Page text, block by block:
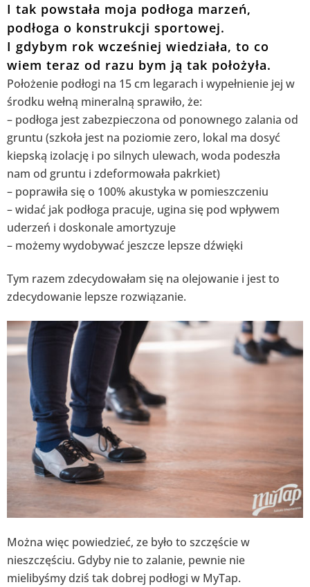
I tak powstała moja podłoga marzeń,
podłoga o konstrukcji sportowej.
I gdybym rok wcześniej wiedziała, to co
wiem teraz od razu bym ją tak położyła.
Położenie podłogi na 15 cm legarach i wypełnienie jej w
środku wełną mineralną sprawiło, że:
– podłoga jest zabezpieczona od ponownego zalania od
gruntu (szkoła jest na poziomie zero, lokal ma dosyć
kiepską izolację i po silnych ulewach, woda podeszła
nam od gruntu i zdeformowała pakrkiet)
– poprawiła się o 100% akustyka w pomieszczeniu
– widać jak podłoga pracuje, ugina się pod wpływem
uderzeń i doskonale amortyzuje
– możemy wydobywać jeszcze lepsze dźwięki
Tym razem zdecydowałam się na olejowanie i jest to
zdecydowanie lepsze rozwiązanie.
Można więc powiedzieć, ze było to szczęście w
nieszczęściu. Gdyby nie to zalanie, pewnie nie
mielibyśmy dziś tak dobrej podłogi w MyTap.